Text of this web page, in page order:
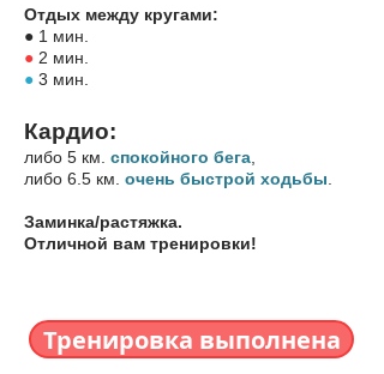
Отдых между кругами:
● 1 мин.
● 2 мин.
● 3 мин.
Кардио:
либо 5 км. спокойного бега
либо 6.5 км. очень быстрой ходьбы
Заминка/растяжка.
Отличной вам тренировки!
Тренировка выполнена